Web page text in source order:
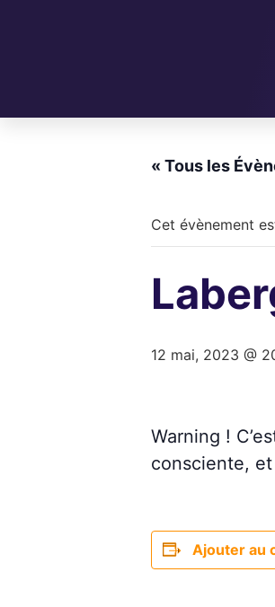
« Tous les
Cet évènement
12 mai, 2023 @
Warning !
consciente, et
Ajouter au